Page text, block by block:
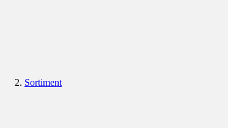
Sortiment